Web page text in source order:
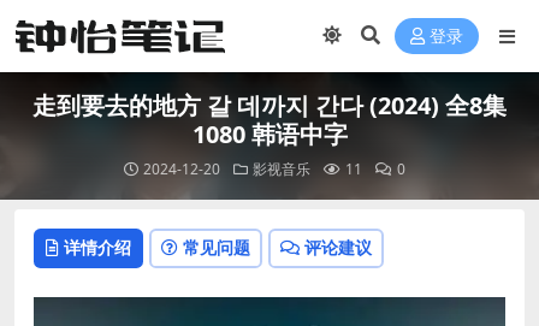
登录
走到要去的地方 갈 데까지 간다 (2024) 全8集
1080 韩语中字
2024-12-20 影视音乐 11 0
详情介绍 常见问题 评论建议